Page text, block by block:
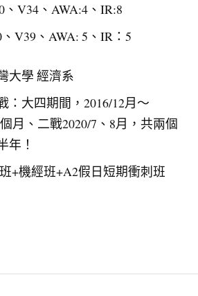
、V34、AWA:4、IR:8
V39、AWA: 5、IR：5
大學 經濟系
：大四期間，2016/12月～
月、二戰2020/7、8月，共兩個
年！
+機經班+A2假日短期衝刺班